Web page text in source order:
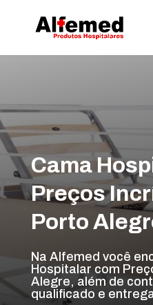
Cama
Preços
Porto
Na Alfemed você
Hospitalar com
Alegre, além de
qualificado e